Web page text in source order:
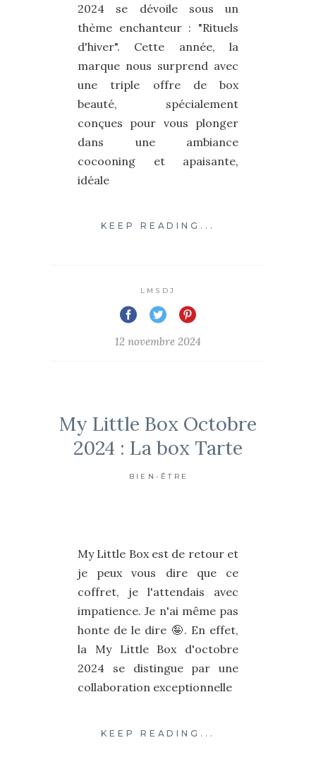
2024 se dévoile sous un
thème enchanteur : "Rituels
d'hiver". Cette année, la
marque nous surprend avec
une triple offre de box
beauté, spécialement
conçues pour vous plonger
dans une ambiance
cocooning et apaisante,
idéale
KEEP READING...
LMSDJ
12 novembre 2024
My Little Box Octobre
2024 : La box Tarte
BIEN-ÊTRE
My Little Box est de retour et
je peux vous dire que ce
coffret, je l'attendais avec
impatience. Je n'ai même pas
honte de le dire 🤪. En effet,
la My Little Box d'octobre
2024 se distingue par une
collaboration exceptionnelle
KEEP READING...